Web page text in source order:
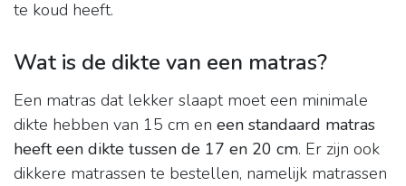
te koud heeft.
Wat is de dikte van een matras?
Een matras dat lekker slaapt moet een minimale
dikte hebben van 15 cm en een standaard matras
heeft een dikte tussen de 17 en 20 cm. Er zijn ook
dikkere matrassen te bestellen, namelijk matrassen